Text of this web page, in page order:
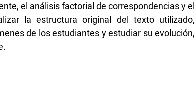
el análisis factorial de correspondencias y el
la estructura original del texto utilizado,
de los estudiantes y estudiar su evolución,